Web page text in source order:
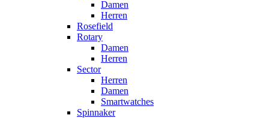
Damen
Herren
Rosefield
Rotary
Damen
Herren
Sector
Herren
Damen
Smartwatches
Spinnaker